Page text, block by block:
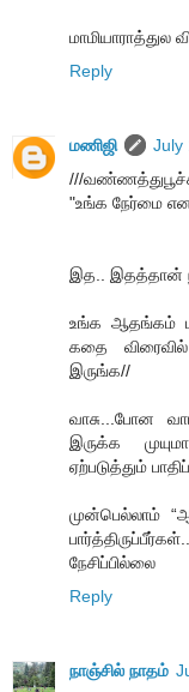
மாமியாராத்துல
Reply
மணிஜி
July
///
"உங்க நேர்மை
இத.. இதத்தான்
உங்க ஆதங்கம்
கதை விரைவில்
இருங்க//
வாசு...போன
இருக்க
ஏற்படுத்தும்
முன்பெல்லாம்
நேசிப்பில்லை
Reply
நாஞ்சில் நாதம்